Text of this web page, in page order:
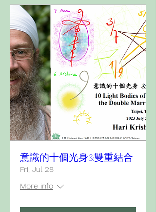
意識的十個光身&雙重結合
Fri, Jul 28
More info